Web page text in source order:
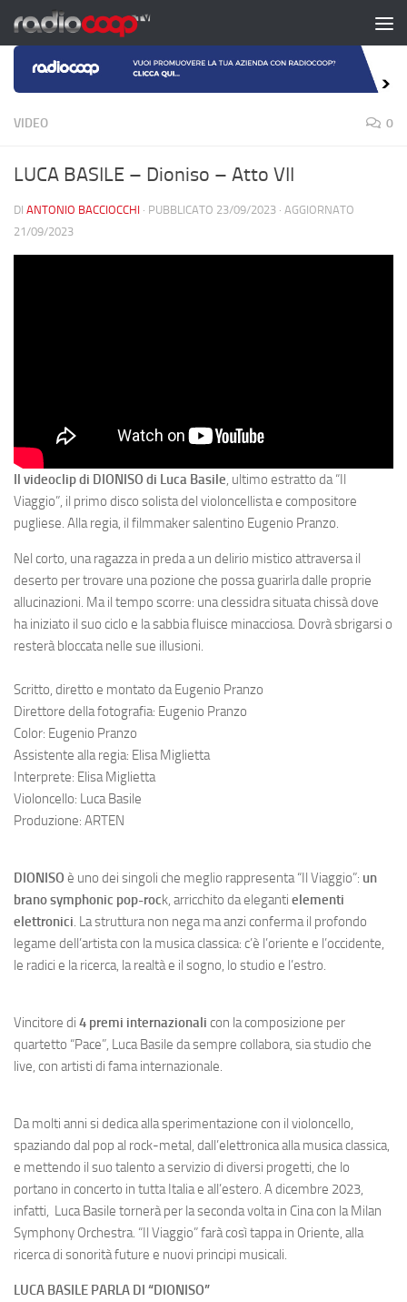
Salta al contenuto
VIDEO 0
LUCA BASILE – Dioniso – Atto VII
DI ANTONIO BACCIOCCHI · PUBBLICATO 23/09/2023 · AGGIORNATO
21/09/2023
Il videoclip di DIONISO di Luca Basile, ultimo estratto da “Il
Viaggio”, il primo disco solista del violoncellista e compositore
pugliese. Alla regia, il filmmaker salentino Eugenio Pranzo.
Nel corto, una ragazza in preda a un delirio mistico attraversa il
deserto per trovare una pozione che possa guarirla dalle proprie
allucinazioni. Ma il tempo scorre: una clessidra situata chissà dove
ha iniziato il suo ciclo e la sabbia fluisce minacciosa. Dovrà sbrigarsi o
resterà bloccata nelle sue illusioni.
Scritto, diretto e montato da Eugenio Pranzo
Direttore della fotografia: Eugenio Pranzo
Color: Eugenio Pranzo
Assistente alla regia: Elisa Miglietta
Interprete: Elisa Miglietta
Violoncello: Luca Basile
Produzione: ARTEN
DIONISO è uno dei singoli che meglio rappresenta “Il Viaggio”: un
brano symphonic pop-rock, arricchito da eleganti elementi
elettronici. La struttura non nega ma anzi conferma il profondo
legame dell’artista con la musica classica: c’è l’oriente e l’occidente,
le radici e la ricerca, la realtà e il sogno, lo studio e l’estro.
Vincitore di 4 premi internazionali con la composizione per
quartetto “Pace”, Luca Basile da sempre collabora, sia studio che
live, con artisti di fama internazionale.
Da molti anni si dedica alla sperimentazione con il violoncello,
spaziando dal pop al rock-metal, dall’elettronica alla musica classica,
e mettendo il suo talento a servizio di diversi progetti, che lo
portano in concerto in tutta Italia e all’estero. A dicembre 2023,
infatti, Luca Basile tornerà per la seconda volta in Cina con la Milan
Symphony Orchestra. “Il Viaggio” farà così tappa in Oriente, alla
ricerca di sonorità future e nuovi principi musicali.
LUCA BASILE PARLA DI “DIONISO”